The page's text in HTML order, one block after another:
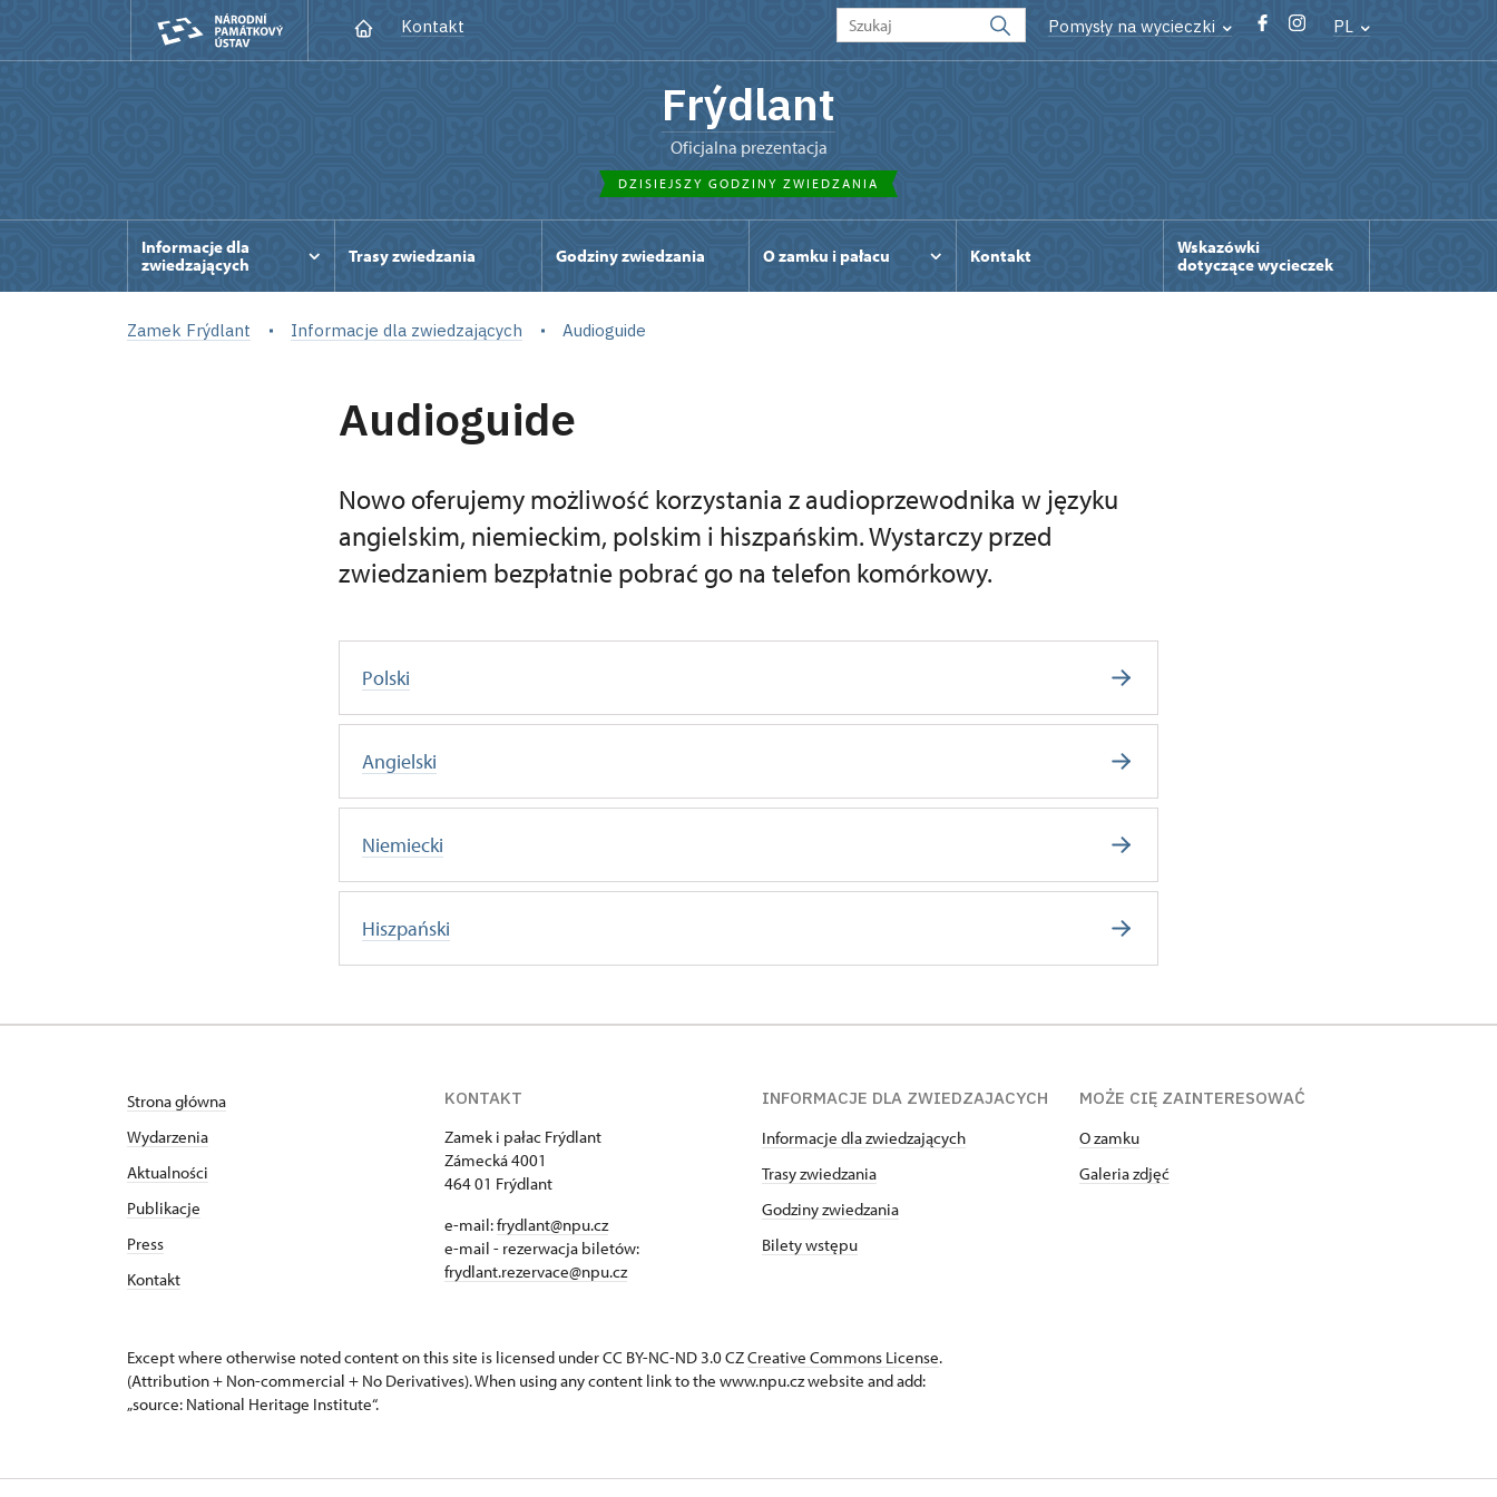
Kontakt Pomysły na wycieczki PL
Frýdlant
Oficjalna prezentacja
DZISIEJSZY GODZINY ZWIEDZANIA
Informacje dla
zwiedzających
Trasy zwiedzania Godziny zwiedzania O zamku i pałacu Kontakt
Wskazówki
dotyczące wycieczek
Zamek Frýdlant Informacje dla zwiedzających Audioguide
Audioguide
Nowo oferujemy możliwość korzystania z audioprzewodnika w języku
angielskim, niemieckim, polskim i hiszpańskim. Wystarczy przed
zwiedzaniem bezpłatnie pobrać go na telefon komórkowy.
Polski
Angielski
Niemiecki
Hiszpański
Strona główna
Wydarzenia
Aktualności
Publikacje
Press
Kontakt
KONTAKT
Zamek i pałac Frýdlant
Zámecká 4001
464 01 Frýdlant
e-mail:frydlant@npu.cz
e-mail - rezerwacja biletów:
frydlant.rezervace@npu.cz
INFORMACJE DLA ZWIEDZAJACYCH
Informacje dla zwiedzających
Trasy zwiedzania
Godziny zwiedzania
Bilety wstępu
MOŻE CIĘ ZAINTERESOWAĆ
O zamku
Galeria zdjęć
Except where otherwise noted content on this site is licensed under CC BY-NC-ND 3.0 CZCreative Commons License.
(Attribution + Non-commercial + No Derivatives). When using any content link to the www.npu.cz website and add:
„source: National Heritage Institute“.